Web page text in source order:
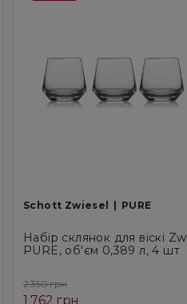
Schott Zwiesel PURE
Набір склянок для віскі
PURE, об'єм 0,389 л, 4 шт
2 350 грн
1 762 грн